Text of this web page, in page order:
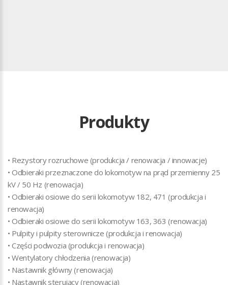
Produkty
• Rezystory rozruchowe (produkcja / renowacja / innowacje)
• Odbieraki przeznaczone do lokomotyw na prąd przemienny 25
kV / 50 Hz (renowacja)
• Odbieraki osiowe do serii lokomotyw 182, 471 (produkcja i
renowacja)
• Odbieraki osiowe do serii lokomotyw 163, 363 (renowacja)
• Pulpity i pulpity sterownicze (produkcja i renowacja)
• Części podwozia (produkcja i renowacja)
• Wentylatory chłodzenia (renowacja)
• Nastawnik główny (renowacja)
• Nastawnik sterujący (renowacja)